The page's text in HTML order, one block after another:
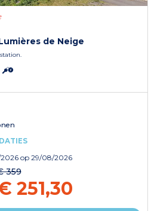
de Neige
op 29/08/2026
359
251,30